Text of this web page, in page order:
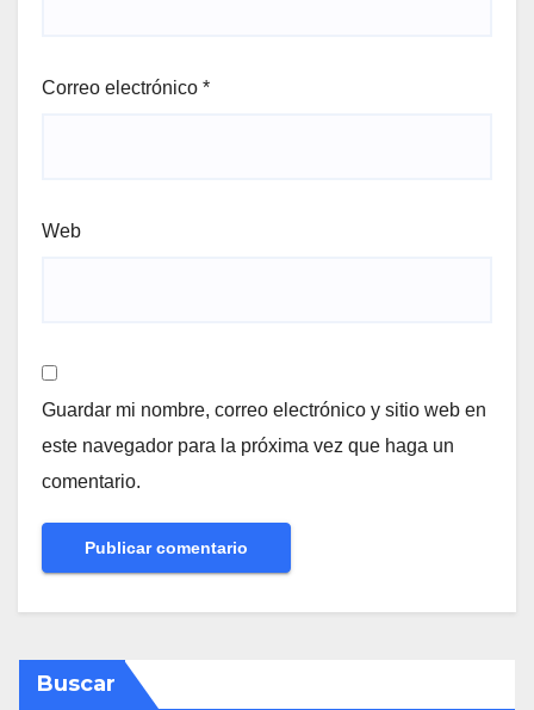
Correo electrónico *
Web
Guardar mi nombre, correo electrónico y sitio web en
este navegador para la próxima vez que haga un
comentario.
Buscar